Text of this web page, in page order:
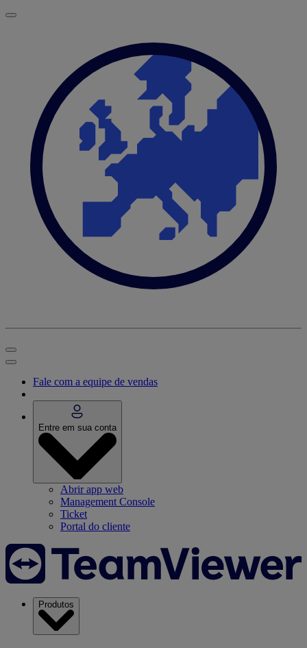
Fale com a equipe de vendas
Entre em sua conta
Abrir app web
Management Console
Ticket
Portal do cliente
Produtos